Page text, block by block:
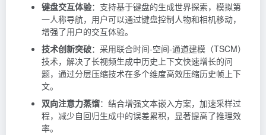
键盘交互体验：支持基于键盘的生成世界探索，模拟第
一人称导航，用户可以通过键盘控制人物和相机移动，
增强了用户的交互体验。
技术创新突破：采用联合时间-空间-通道建模（TSCM）
技术，解决了长视频生成中历史上下文快速增长的问
题，通过分层压缩技术在多个维度高效压缩历史帧上下
文。
双向注意力蒸馏：结合增强文本嵌入方案，加速采样过
程，减少自回归生成中的误差累积，显著提高了推理效
率。